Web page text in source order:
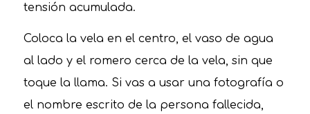
tensión acumulada.
Coloca la vela en el centro, el vaso de agua
al lado y el romero cerca de la vela, sin que
toque la llama. Si vas a usar una fotografía o
el nombre escrito de la persona fallecida,